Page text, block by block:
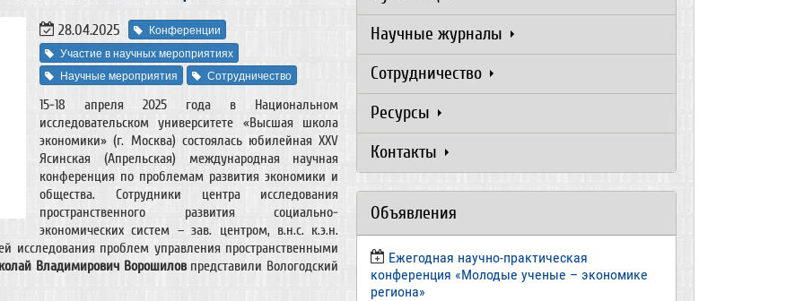
28.04.2025
Конференции
Участие в научных мероприятиях
Научные мероприятия
Сотрудничество
15-18 апреля 2025 года в Национальном
исследовательском университете «Высшая школа
экономики» (г. Москва) состоялась юбилейная XXV
Ясинская (Апрельская) международная научная
конференция по проблемам развития экономики и
общества. Сотрудники центра исследования
пространственного развития социально-
экономических систем – зав. центром, в.н.с. к.э.н.
исследования проблем управления пространственными
Владимирович Ворошиловпредставили Вологодский
Научные журналы
Сотрудничество
Ресурсы
Контакты
Объявления
Ежегодная научно-практическая
конференция «Молодые ученые – экономике
региона»